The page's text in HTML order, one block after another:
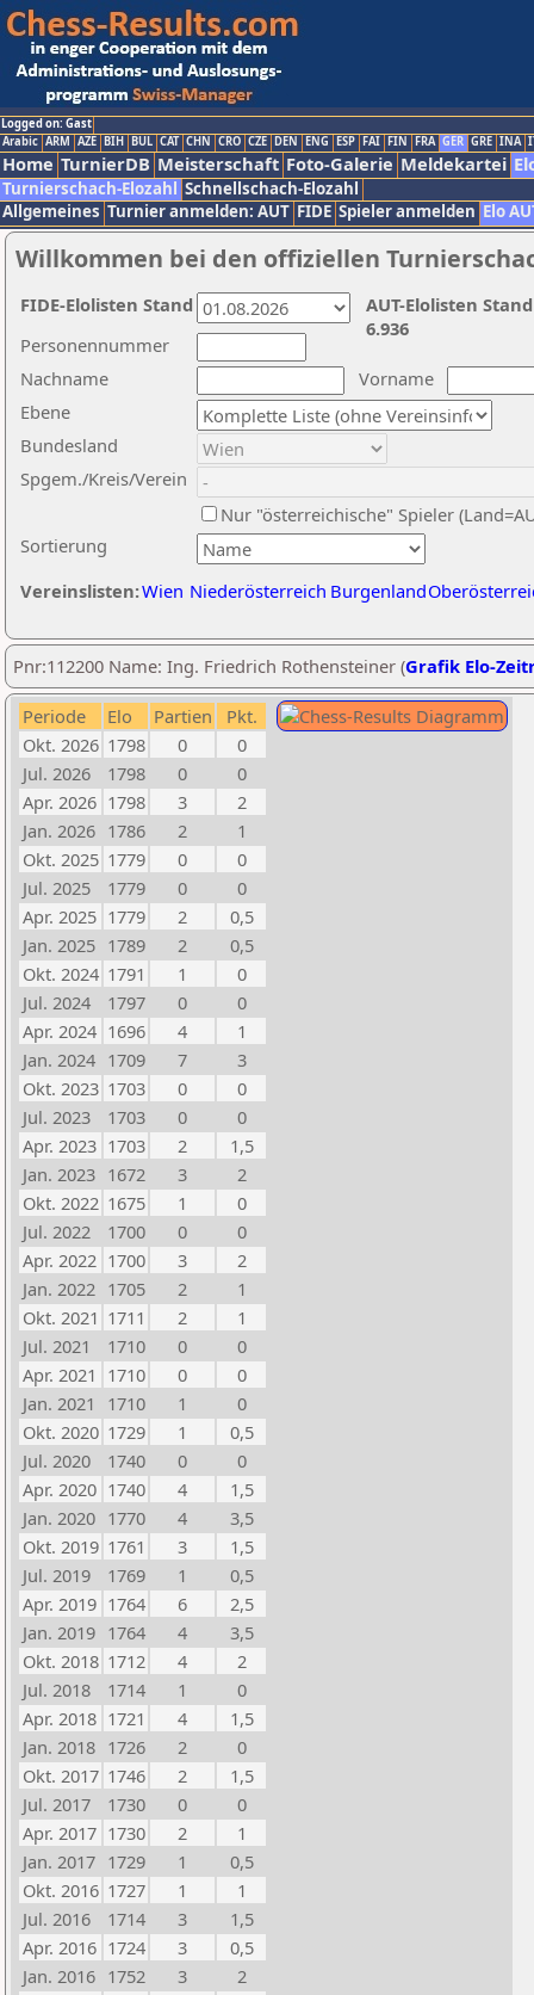
Logged on: Gast
Arabic ARM AZE BIH BUL CAT CHN CRO CZE DEN ENG ESP FAI FIN FRA GER GRE INA
Home TurnierDB Meisterschaft Foto-Galerie Meldekartei
Turnierschach-Elozahl Schnellschach-Elozahl
Allgemeines Turnier anmelden: AUT FIDE Spieler anmelden Elo
Willkommen bei den offiziellen
Nachname
Vorname
Ebene
Sortierung
Personennummer
Bundesland
Spgem./Kreis/Verein
Nur "österreichische" Spieler
Vereinslisten:Wien Niederösterreich Burgenland
AUT-Elolisten
6.936
FIDE-Elolisten Stand
Pnr:112200 Name: Ing. Friedrich Rothensteiner (Grafik Elo-
Periode Elo Partien
Pkt.
Okt. 2026 1798 0
0
Jul. 2026
1798 0
0
Apr. 2026 1798 3
2
Jan. 2026 1786 2
1
Okt. 2025 1779 0
0
Jul. 2025
1779 0
0
Apr. 2025 1779 2
0,5
Jan. 2025 1789 2
0,5
Okt. 2024 1791 1
0
Jul. 2024
1797 0
0
Apr. 2024 1696 4
1
Jan. 2024 1709 7
3
Okt. 2023 1703 0
0
Jul. 2023
1703 0
0
Apr. 2023 1703 2
1,5
Jan. 2023 1672 3
2
Okt. 2022 1675 1
0
Jul. 2022
1700 0
0
Apr. 2022 1700 3
2
Jan. 2022 1705 2
1
Okt. 2021 1711 2
1
Jul. 2021
1710 0
0
Apr. 2021 1710 0
0
Jan. 2021
1710 1
0
Okt. 2020 1729 1
0,5
Jul. 2020
1740 0
0
Apr. 2020 1740 4
1,5
Jan. 2020 1770 4
3,5
Okt. 2019 1761 3
1,5
Jul. 2019
1769 1
0,5
Apr. 2019 1764 6
2,5
Jan. 2019 1764 4
3,5
Okt. 2018 1712 4
2
Jul. 2018
1714 1
0
Apr. 2018 1721 4
1,5
Jan. 2018 1726 2
0
Okt. 2017 1746 2
1,5
Jul. 2017
1730 0
0
Apr. 2017 1730 2
1
Jan. 2017 1729 1
0,5
Okt. 2016 1727 1
1
Jul. 2016
1714 3
1,5
Apr. 2016 1724 3
0,5
Jan. 2016 1752 3
2